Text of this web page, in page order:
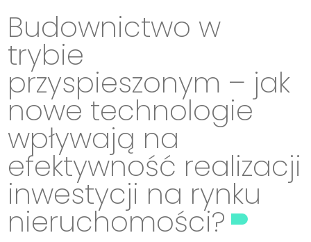
Budownictwo w
trybie
przyspieszonym – jak
nowe technologie
wpływają na
efektywność realizacji
inwestycji na rynku
nieruchomości?